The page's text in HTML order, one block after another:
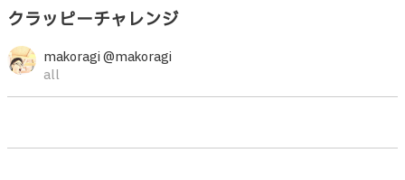
クラッピーチャレンジ
makoragi @makoragi
all